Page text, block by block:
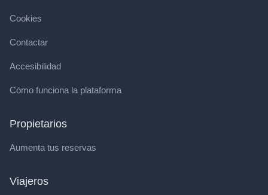
Cookies
Contactar
Accesibilidad
Cómo funciona la plataforma
Propietarios
Aumenta tus reservas
Viajeros